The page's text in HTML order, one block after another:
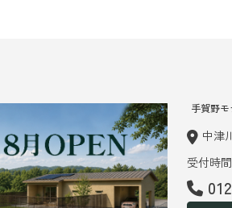
手賀野
中津
受付時